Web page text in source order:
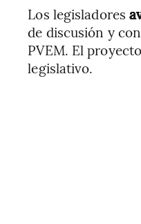
Los legisladores
de discusión y
PVEM. El
legislativo.